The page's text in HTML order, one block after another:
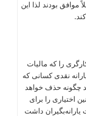
موافق بودند لذا این
را که مالیات
نقدی کسانی که
چگونه حذف خواهد
اختیاری را برای
داشت